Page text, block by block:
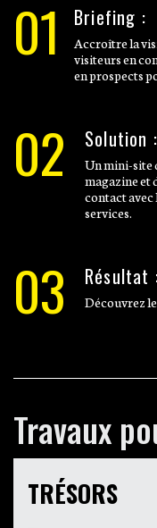
01 Briefing :
Accroître la
visiteurs en
en prospects
02 Solution :
Un mini-site
magazine et
contact
services.
03 Résultat
Découvrez
Travaux
TRÉSORS